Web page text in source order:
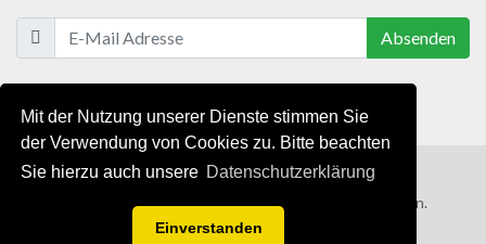
Mit der Nutzung unserer Dienste stimmen Sie
der Verwendung von Cookies zu. Bitte beachten
Sie hierzu auch unsere Datenschutzerklärung
Einverstanden
Absenden
© 2019 - 2021 - Alle Rechte von 1000WB vorbehalten.
AGB/Datenschutzerklärung